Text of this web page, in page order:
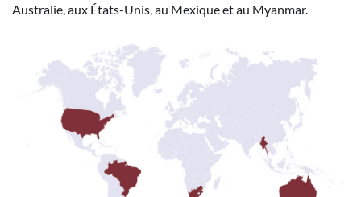
Australie, aux États-Unis, au Mexique et au Myanmar.